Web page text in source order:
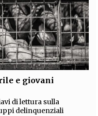
e giovani
di lettura sulla
delinquenziali